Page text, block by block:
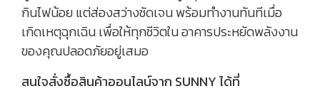
กินไฟน้อย แต่ส่องสว่างชัดเจน พร้อมทำงานทันทีเมื่อ
เกิดเหตุฉุกเฉิน เพื่อให้ทุกชีวิตใน อาคารประหยัดพลังงาน
ของคุณปลอดภัยอยู่เสมอ
สนใจสั่งซื้อสินค้าออนไลน์จาก SUNNY ได้ที่